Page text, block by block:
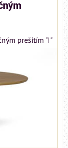
prešitím "I"